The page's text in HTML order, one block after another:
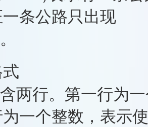
条公路只出现
两行。第一行为
一个整数，表示